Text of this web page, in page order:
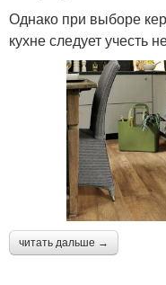
Однако при выборе
кухне следует учесть
читать дальше →